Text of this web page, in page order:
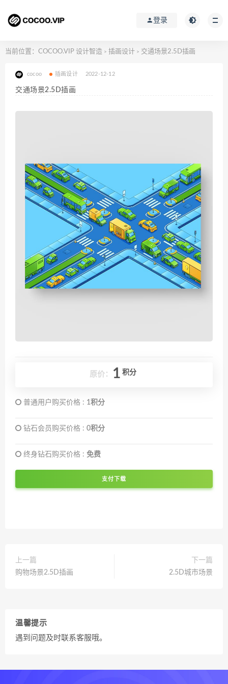
登录
当前位置： COCOO.VIP 设计智造 > 插画设计 > 交通场景2.5D插画
cocoo 插画设计 2022-12-12
交通场景2.5D插画
原价： 1 积分
普通用户购买价格 : 1积分
钻石会员购买价格 : 0积分
终身钻石购买价格 : 免费
支付下载
上一篇
购物场景2.5D插画
下一篇
2.5D城市场景
温馨提示
遇到问题及时联系客服哦。